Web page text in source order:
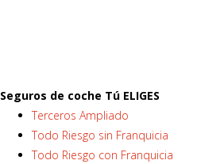
Seguros de coche Tú ELIGES
Terceros Ampliado
Todo Riesgo sin Franquicia
Todo Riesgo con Franquicia